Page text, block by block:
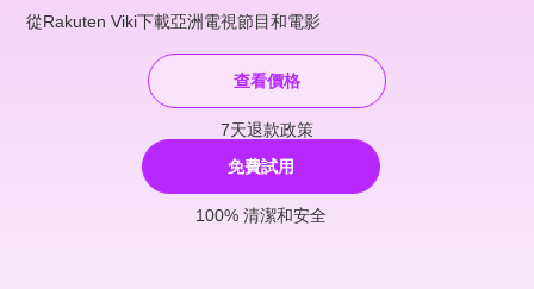
從Rakuten Viki下載亞洲電視節目和電影
免費試用
100% 清潔和安全
查看價格
7天退款政策